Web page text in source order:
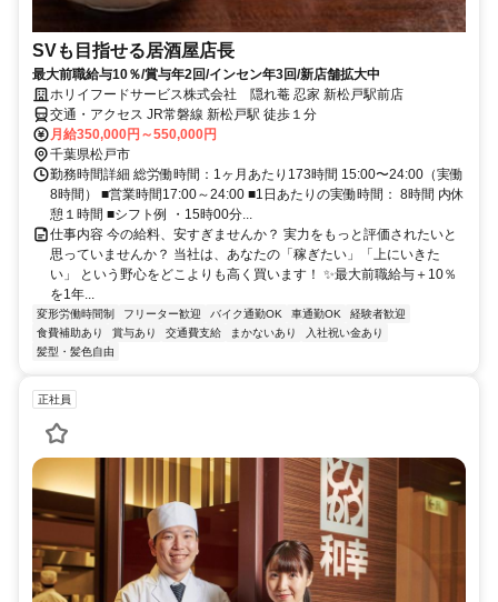
SVも目指せる居酒屋店長
最大前職給与10％/賞与年2回/インセン年3回/新店舗拡大中
ホリイフードサービス株式会社 隠れ菴 忍家 新松戸駅前店
交通・アクセス JR常磐線 新松戸駅 徒歩１分
月給350,000円～550,000円
千葉県松戸市
勤務時間詳細 総労働時間：1ヶ月あたり173時間 15:00〜24:00（実働
8時間） ■営業時間17:00～24:00 ■1日あたりの実働時間： 8時間 内休
憩１時間 ■シフト例 ・15時00分...
仕事内容 今の給料、安すぎませんか？ 実力をもっと評価されたいと
思っていませんか？ 当社は、あなたの「稼ぎたい」「上にいきた
い」 という野心をどこよりも高く買います！ ✨最大前職給与＋10％
を1年...
変形労働時間制 フリーター歓迎 バイク通勤OK 車通勤OK
経験者歓迎
食費補助あり
賞与あり 交通費支給 まかないあり
入社祝い金あり
髪型・髪色自由
正社員